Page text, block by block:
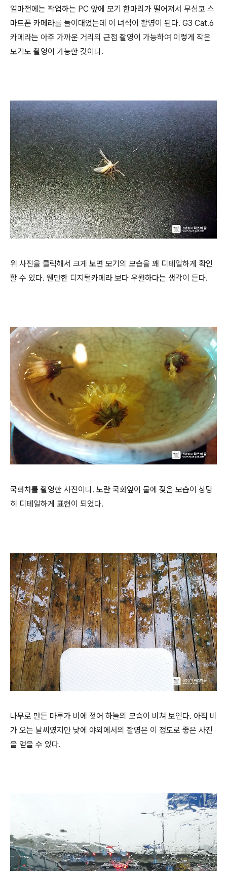
얼마전에는 작업하는 PC 앞에 모기 한마리가 떨어져서 무심코 스
마트폰 카메라를 들이대었는데 이 녀석이 촬영이 된다. G3 Cat.6
카메라는 아주 가까운 거리의 근접 촬영이 가능하여 이렇게 작은
모기도 촬영이 가능한 것이다.
위 사진을 클릭해서 크게 보면 모기의 모습을 꽤 디테일하게 확인
할 수 있다. 웬만한 디지털카메라 보다 우월하다는 생각이 든다.
국화차를 촬영한 사진이다. 노란 국화잎이 물에 젖은 모습이 상당
히 디테일하게 표현이 되었다.
나무로 만든 마루가 비에 젖어 하늘의 모습이 비쳐 보인다. 아직 비
가 오는 날씨였지만 낮에 야외에서의 촬영은 이 정도로 좋은 사진
을 얻을 수 있다.